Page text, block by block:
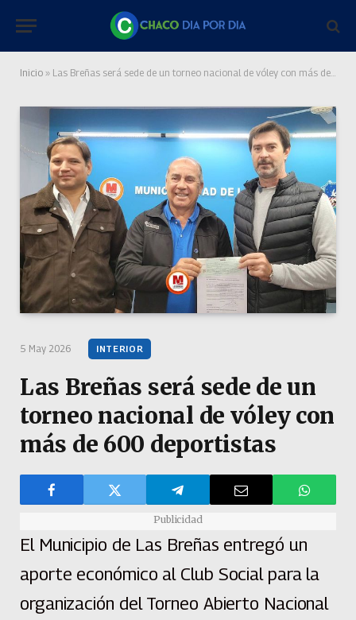
Inicio » Las Breñas será sede de un torneo nacional de vóley con más de 600 deportistas
5 May 2026 INTERIOR
Las Breñas será sede de un
torneo nacional de vóley con
más de 600 deportistas
Publicidad
El Municipio de Las Breñas entregó un
aporte económico al Club Social para la
organización del Torneo Abierto Nacional